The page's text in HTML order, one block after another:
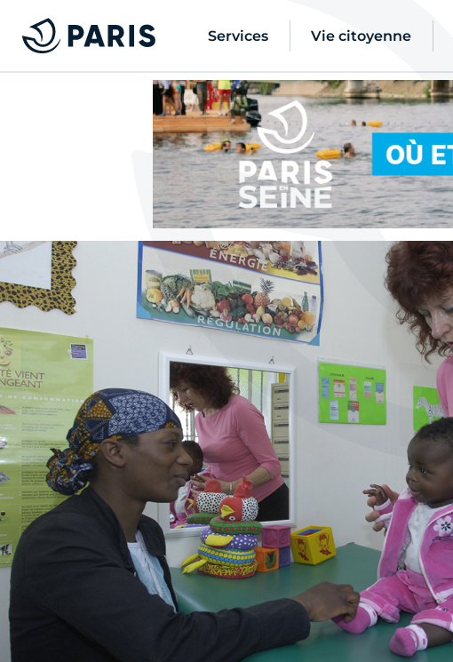
Services Vie citoyenne